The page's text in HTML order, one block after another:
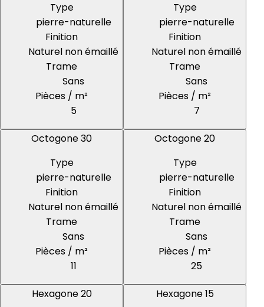
Type
pierre-naturelle
Finition
Naturel non émaillé
Trame
Sans
Pièces / m²
5
Type
pierre-naturelle
Finition
Naturel non émaillé
Trame
Sans
Pièces / m²
7
Octogone 30
Type
pierre-naturelle
Finition
Naturel non émaillé
Trame
Sans
Pièces / m²
11
Octogone 20
Type
pierre-naturelle
Finition
Naturel non émaillé
Trame
Sans
Pièces / m²
25
Hexagone 20
Hexagone 15